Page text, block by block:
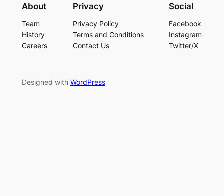
About
Team
History
Careers
Privacy
Privacy Policy
Terms and Conditions
Contact Us
Social
Facebook
Instagram
Twitter/X
Designed with WordPress